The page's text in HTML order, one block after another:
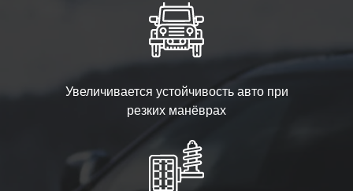
Увеличивается устойчивость авто при
резких манёврах